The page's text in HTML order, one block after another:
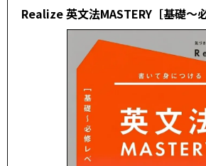
Realize 英文法MASTERY［基礎～